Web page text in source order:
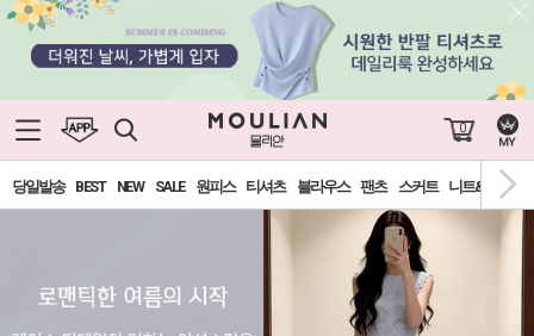
0
당일발송 BEST NEW SALE 원피스 티셔츠 블라우스 팬츠 스커트 니트&가디건